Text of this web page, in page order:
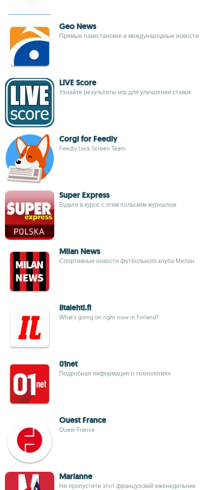
Geo News
Прямые пакистанские и международные новости
LIVE Score
Узнайте результаты игр для улучшения ставок
Corgi for Feedly
Feedly Lock Screen Team
Super Express
Будьте в курсе с этим польским журналом
Milan News
Спортивные новости футбольного клуба Милан
Iltalehti.fi
What's going on right now in Finland?
01net
Подробная информация о технологиях
Ouest France
Ouest-France
Marianne
Не пропустите этот французский еженедельник